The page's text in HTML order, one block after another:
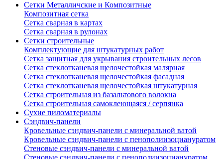
Сетки Металличские и Композитные
Композитная сетка
Сетка сварная в картах
Сетка сварная в рулонах
Сетки строительные
Комплектующие для штукатурных работ
Сетка защитная для укрывания строительных лесов
Сетка стеклотканевая щелочестойкая малярная
Сетка стеклотканевая щелочестойкая фасадная
Сетка стеклотканевая щелочестойкая штукатурная
Сетка строительная из базальтового волокна
Сетка строительная самоклеющаяся / серпянка
Сухие пиломатериалы
Сэндвич-панели
Кровельные сэндвич-панели с минеральной ватой
Кровельные сэндвич-панели с пенополиизоциануратом
Стеновые сэндвич-панели с минеральной ватой
Стеновые сэндвич-панели с пенополиизоциануратом